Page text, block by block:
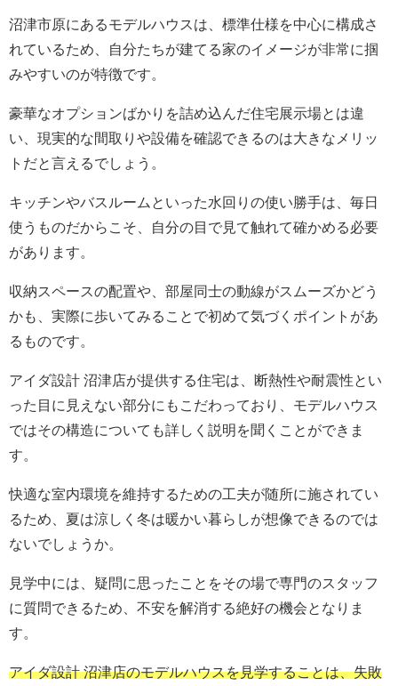
沼津市原にあるモデルハウスは、標準仕様を中心に構成さ
れているため、自分たちが建てる家のイメージが非常に掴
みやすいのが特徴です。
豪華なオプションばかりを詰め込んだ住宅展示場とは違
い、現実的な間取りや設備を確認できるのは大きなメリッ
トだと言えるでしょう。
キッチンやバスルームといった水回りの使い勝手は、毎日
使うものだからこそ、自分の目で見て触れて確かめる必要
があります。
収納スペースの配置や、部屋同士の動線がスムーズかどう
かも、実際に歩いてみることで初めて気づくポイントがあ
るものです。
アイダ設計 沼津店が提供する住宅は、断熱性や耐震性とい
った目に見えない部分にもこだわっており、モデルハウス
ではその構造についても詳しく説明を聞くことができま
す。
快適な室内環境を維持するための工夫が随所に施されてい
るため、夏は涼しく冬は暖かい暮らしが想像できるのでは
ないでしょうか。
見学中には、疑問に思ったことをその場で専門のスタッフ
に質問できるため、不安を解消する絶好の機会となりま
す。
アイダ設計 沼津店のモデルハウスを見学することは、失敗